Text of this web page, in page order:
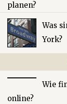
planen?
Was
York?
Wie
online?